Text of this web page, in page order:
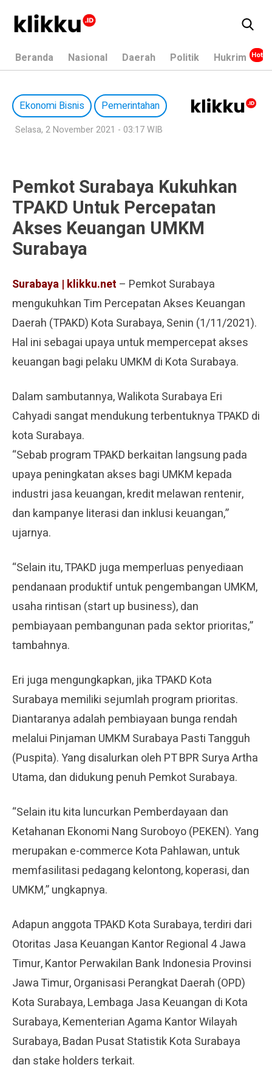
Beranda Nasional Daerah Politik Hukrim
Ekonomi Bisnis Pemerintahan
Selasa, 2 November 2021 - 03:17 WIB
Pemkot Surabaya Kukuhkan
TPAKD Untuk Percepatan
Akses Keuangan UMKM
Surabaya
Surabaya | klikku.net – Pemkot Surabaya
mengukuhkan Tim Percepatan Akses Keuangan
Daerah (TPAKD) Kota Surabaya, Senin (1/11/2021).
Hal ini sebagai upaya untuk mempercepat akses
keuangan bagi pelaku UMKM di Kota Surabaya.
Dalam sambutannya, Walikota Surabaya Eri
Cahyadi sangat mendukung terbentuknya TPAKD di
kota Surabaya.
“Sebab program TPAKD berkaitan langsung pada
upaya peningkatan akses bagi UMKM kepada
industri jasa keuangan, kredit melawan rentenir,
dan kampanye literasi dan inklusi keuangan,”
ujarnya.
“Selain itu, TPAKD juga memperluas penyediaan
pendanaan produktif untuk pengembangan UMKM,
usaha rintisan (start up business), dan
pembiayaan pembangunan pada sektor prioritas,”
tambahnya.
Eri juga mengungkapkan, jika TPAKD Kota
Surabaya memiliki sejumlah program prioritas.
Diantaranya adalah pembiayaan bunga rendah
melalui Pinjaman UMKM Surabaya Pasti Tangguh
(Puspita). Yang disalurkan oleh PT BPR Surya Artha
Utama, dan didukung penuh Pemkot Surabaya.
“Selain itu kita luncurkan Pemberdayaan dan
Ketahanan Ekonomi Nang Suroboyo (PEKEN). Yang
merupakan e-commerce Kota Pahlawan, untuk
memfasilitasi pedagang kelontong, koperasi, dan
UMKM,” ungkapnya.
Adapun anggota TPAKD Kota Surabaya, terdiri dari
Otoritas Jasa Keuangan Kantor Regional 4 Jawa
Timur, Kantor Perwakilan Bank Indonesia Provinsi
Jawa Timur, Organisasi Perangkat Daerah (OPD)
Kota Surabaya, Lembaga Jasa Keuangan di Kota
Surabaya, Kementerian Agama Kantor Wilayah
Surabaya, Badan Pusat Statistik Kota Surabaya
dan stake holders terkait.